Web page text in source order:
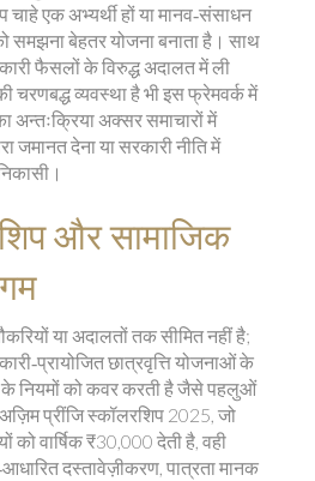
चाहे एक अभ्यर्थी हों या मानव‑संसाधन
समझना बेहतर योजना बनाता है। साथ
फैसलों के विरुद्ध अदालत में ली
चरणबद्ध व्यवस्था हैभी इस फ्रेमवर्क में
अन्तःक्रिया अक्सर समाचारों में
जमानत देना या सरकारी नीति में
और सामाजिक
या अदालतों तक सीमित नहीं है;
छात्रवृत्ति योजनाओं के
नियमों को कवर करती हैजैसे पहलुओं
प्रींजि स्कॉलरशिप 2025, जो
वार्षिक ₹30,000 देती है, वही
दस्तावेज़ीकरण, पात्रता मानक